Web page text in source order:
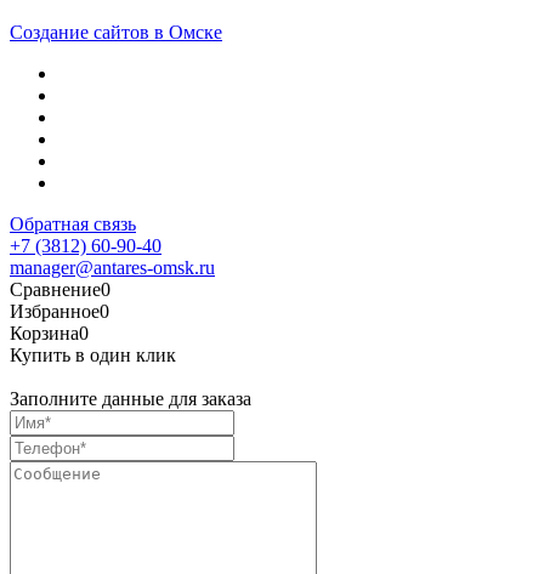
Создание сайтов в Омске
Обратная связь
+7 (3812) 60-90-40
manager@antares-omsk.ru
Сравнение0
Избранное0
Корзина0
Купить в один клик
Заполните данные для заказа